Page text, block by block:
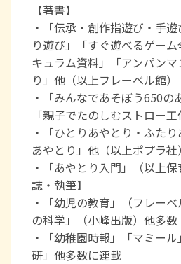
【著書】
・「伝承・創作指遊び・手
り遊び」「すぐ遊べるゲー
キュラム資料」「アンパン
り」他（以上フレーベル館）
・「みんなであそぼう650の
「親子でたのしむストロー工
・「ひとりあやとり・ふた
あやとり」他（以上ポプラ社）
・「あやとり入門」（以上
誌・執筆】
・「幼児の教育」（フレー
の科学」（小峰出版）他多数
・「幼稚園時報」「マミー
研」他多数に連載